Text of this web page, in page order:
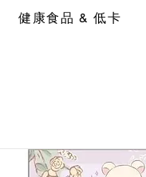
健康食品 & 低卡